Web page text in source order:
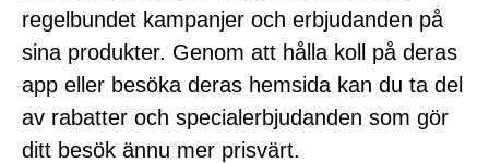
regelbundet kampanjer och erbjudanden på
sina produkter. Genom att hålla koll på deras
app eller besöka deras hemsida kan du ta del
av rabatter och specialerbjudanden som gör
ditt besök ännu mer prisvärt.